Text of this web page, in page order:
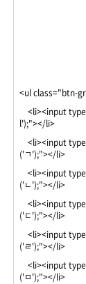
<ul class="btn-
<li><input
l');"></li>
<li><input
('ㄱ');"></li>
<li><input
('ㄴ');"></li>
<li><input
('ㄷ');"></li>
<li><input
('ㄹ');"></li>
<li><input
('ㅁ');"></li>